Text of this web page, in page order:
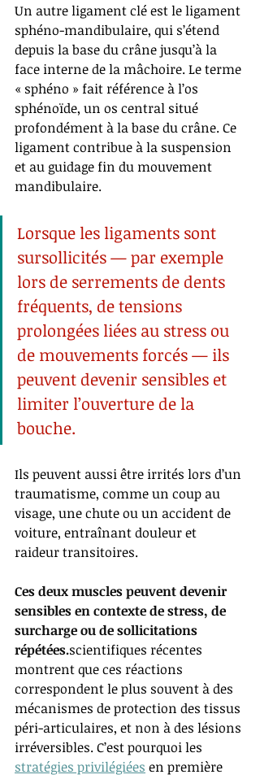
Un autre ligament clé est le ligament
sphéno-mandibulaire, qui s’étend
depuis la base du crâne jusqu’à la
face interne de la mâchoire. Le terme
« sphéno » fait référence à l’os
sphénoïde, un os central situé
profondément à la base du crâne. Ce
ligament contribue à la suspension
et au guidage fin du mouvement
mandibulaire.
Lorsque les ligaments sont
sursollicités — par exemple
lors de serrements de dents
fréquents, de tensions
prolongées liées au stress ou
de mouvements forcés — ils
peuvent devenir sensibles et
limiter l’ouverture de la
bouche.
Ils peuvent aussi être irrités lors d’un
traumatisme, comme un coup au
visage, une chute ou un accident de
voiture, entraînant douleur et
raideur transitoires.
Ces deux muscles peuvent devenir
sensibles en contexte de stress, de
surcharge ou de sollicitations
répétées.scientifiques récentes
montrent que ces réactions
correspondent le plus souvent à des
mécanismes de protection des tissus
péri-articulaires, et non à des lésions
irréversibles. C’est pourquoi les
stratégies privilégiées en première